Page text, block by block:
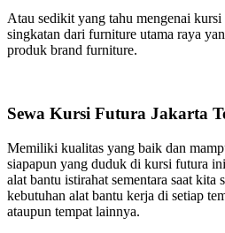
Atau sedikit yang tahu mengenai
singkatan dari furniture utama raya
produk brand furniture.
Sewa Kursi Futura Jakarta
Memiliki kualitas yang baik dan
siapapun yang duduk di kursi futura
alat bantu istirahat sementara saat kita
kebutuhan alat bantu kerja di setiap
ataupun tempat lainnya.